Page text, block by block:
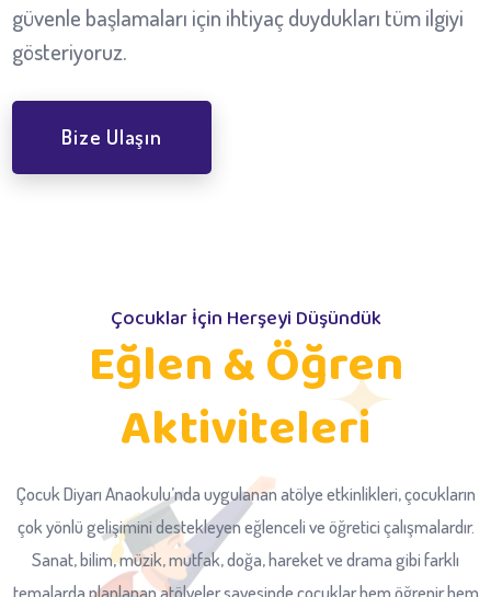
güvenle başlamaları için ihtiyaç duydukları tüm ilgiyi
gösteriyoruz.
Bize Ulaşın
Çocuklar İçin Herşeyi Düşündük
Eğlen & Öğren
Aktiviteleri
Çocuk Diyarı Anaokulu’nda uygulanan atölye etkinlikleri, çocukların
çok yönlü gelişimini destekleyen eğlenceli ve öğretici çalışmalardır.
Sanat, bilim, müzik, mutfak, doğa, hareket ve drama gibi farklı